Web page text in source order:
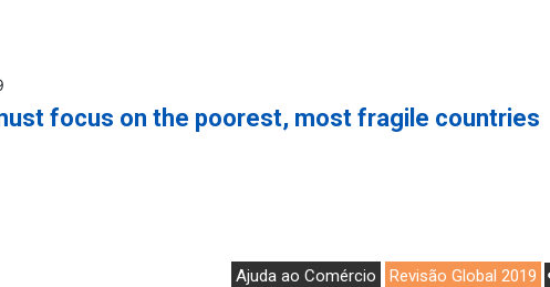
focus on the poorest, most fragile countries
Ajuda ao Comércio Revisão Global 2019